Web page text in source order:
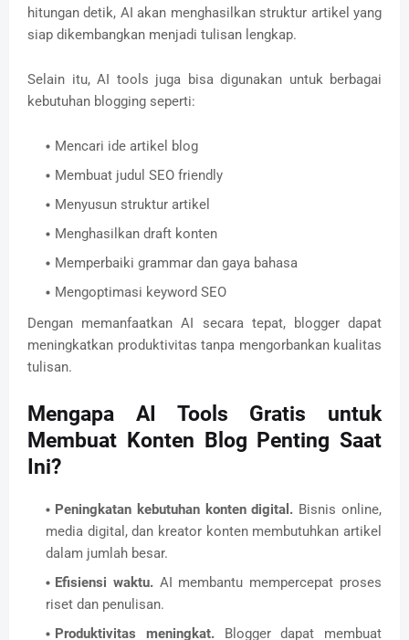
hitungan detik, AI akan menghasilkan struktur artikel yang
siap dikembangkan menjadi tulisan lengkap.
Selain itu, AI tools juga bisa digunakan untuk berbagai
kebutuhan blogging seperti:
Mencari ide artikel blog
Membuat judul SEO friendly
Menyusun struktur artikel
Menghasilkan draft konten
Memperbaiki grammar dan gaya bahasa
Mengoptimasi keyword SEO
Dengan memanfaatkan AI secara tepat, blogger dapat
meningkatkan produktivitas tanpa mengorbankan kualitas
tulisan.
Mengapa AI Tools Gratis untuk
Membuat Konten Blog Penting Saat
Ini?
Peningkatan kebutuhan konten digital. Bisnis online,
media digital, dan kreator konten membutuhkan artikel
dalam jumlah besar.
Efisiensi waktu.AI membantu mempercepat proses
riset dan penulisan.
Produktivitas meningkat.Blogger dapat membuat